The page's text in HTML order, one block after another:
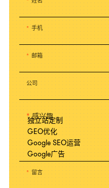
手机
邮箱
公司
感兴趣
留言